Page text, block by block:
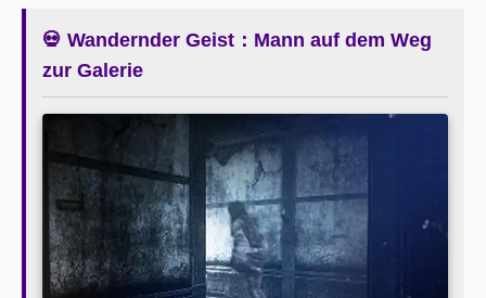
💀 Wandernder Geist：Mann auf dem Weg
zur Galerie